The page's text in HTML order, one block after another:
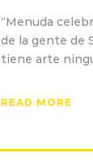
“Menuda
de la gente de
tiene arte
READ MORE